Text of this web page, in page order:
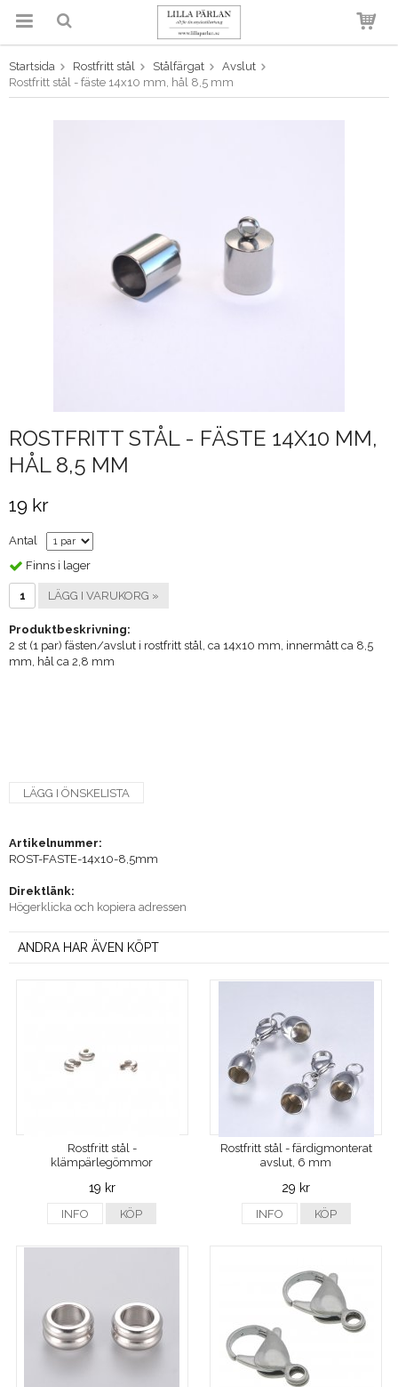
Produkten har blivit tillagd i
varukorgen
Startsida Rostfritt stål Stålfärgat
Avslut
Rostfritt stål - fäste 14x10 mm, hål 8,5 mm
ROSTFRITT STÅL - FÄSTE 14X10 MM,
HÅL 8,5 MM
19 kr
Antal
Finns i lager
LÄGG I VARUKORG »
Produktbeskrivning:
2 st (1 par) fästen/avslut i rostfritt stål, ca 14x10 mm, innermått ca 8,5
mm, hål ca 2,8 mm
LÄGG I ÖNSKELISTA
Artikelnummer:
ROST-FASTE-14x10-8,5mm
Direktlänk:
Högerklicka och kopiera adressen
ANDRA HAR ÄVEN KÖPT
Rostfritt stål -
klämpärlegömmor
19 kr
INFO KÖP
Rostfritt stål - färdigmonterat
avslut, 6 mm
29 kr
INFO KÖP